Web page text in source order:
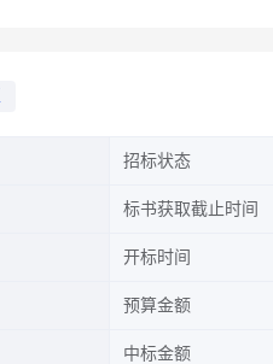
招标状态
标书获取截止时间
开标时间
预算金额
中标金额